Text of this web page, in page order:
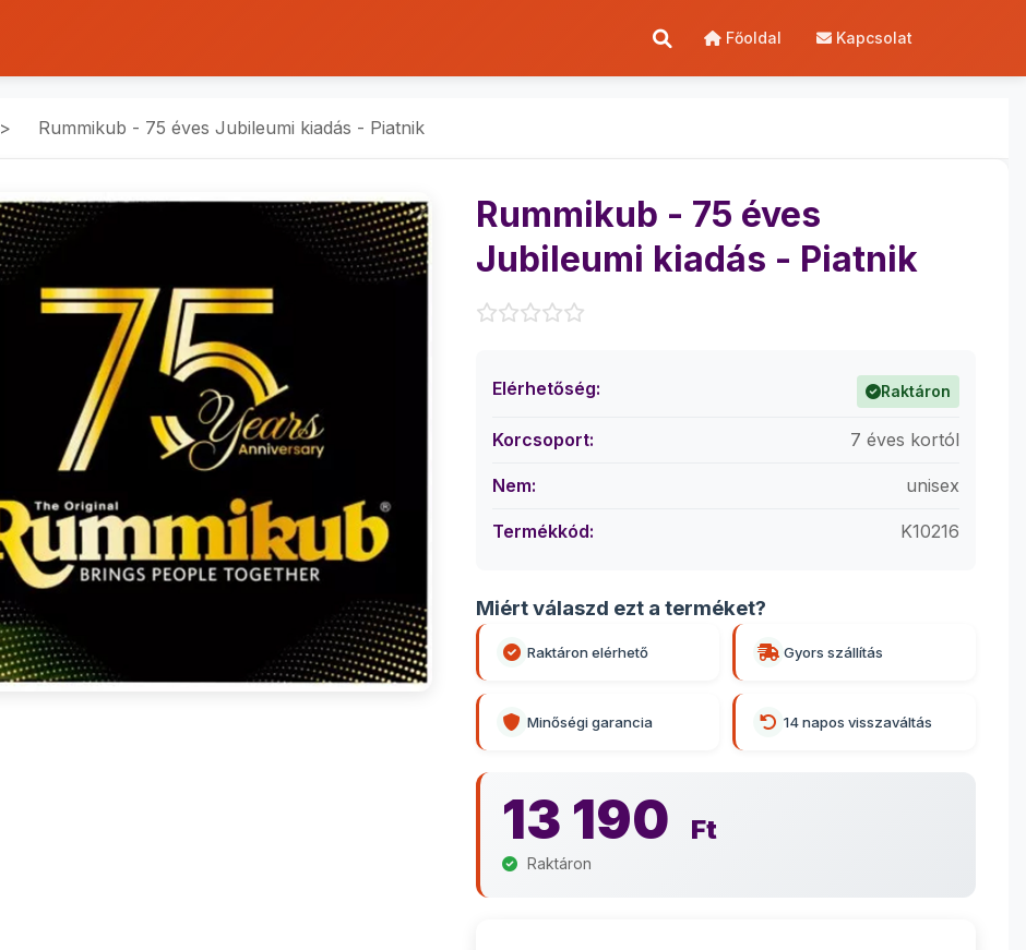
Főoldal Kapcsolat
> Rummikub - 75 éves Jubileumi kiadás - Piatnik
Rummikub - 75 éves
Jubileumi kiadás - Piatnik
Elérhetőség: Raktáron
Korcsoport: 7 éves kortól
Nem: unisex
Termékkód: K10216
Miért válaszd ezt a terméket?
Raktáron elérhető Gyors szállítás
Minőségi garancia 14 napos visszaváltás
13 190 Ft
Raktáron